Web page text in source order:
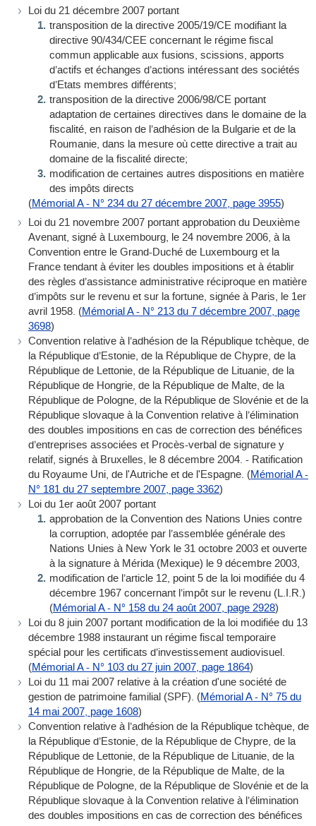
Loi du 21 décembre 2007 portant
transposition de la directive 2005/19/CE modifiant la
directive 90/434/CEE concernant le régime fiscal
commun applicable aux fusions, scissions, apports
d’actifs et échanges d’actions intéressant des sociétés
d’Etats membres différents;
transposition de la directive 2006/98/CE portant
adaptation de certaines directives dans le domaine de la
fiscalité, en raison de l’adhésion de la Bulgarie et de la
Roumanie, dans la mesure où cette directive a trait au
domaine de la fiscalité directe;
modification de certaines autres dispositions en matière
des impôts directs
(Mémorial A - N° 234 du 27 décembre 2007, page 3955)
Loi du 21 novembre 2007 portant approbation du Deuxième
Avenant, signé à Luxembourg, le 24 novembre 2006, à la
Convention entre le Grand-Duché de Luxembourg et la
France tendant à éviter les doubles impositions et à établir
des règles d’assistance administrative réciproque en matière
d’impôts sur le revenu et sur la fortune, signée à Paris, le 1er
avril 1958. (Mémorial A - N° 213 du 7 décembre 2007, page
3698)
Convention relative à l’adhésion de la République tchèque, de
la République d’Estonie, de la République de Chypre, de la
République de Lettonie, de la République de Lituanie, de la
République de Hongrie, de la République de Malte, de la
République de Pologne, de la République de Slovénie et de la
République slovaque à la Convention relative à l’élimination
des doubles impositions en cas de correction des bénéfices
d’entreprises associées et Procès-verbal de signature y
relatif, signés à Bruxelles, le 8 décembre 2004. - Ratification
du Royaume Uni, de l'Autriche et de l'Espagne. (Mémorial A -
N° 181 du 27 septembre 2007, page 3362)
Loi du 1er août 2007 portant
approbation de la Convention des Nations Unies contre
la corruption, adoptée par l’assemblée générale des
Nations Unies à New York le 31 octobre 2003 et ouverte
à la signature à Mérida (Mexique) le 9 décembre 2003,
modification de l’article 12, point 5 de la loi modifiée du 4
décembre 1967 concernant l’impôt sur le revenu (L.I.R.)
(Mémorial A - N° 158 du 24 août 2007, page 2928)
Loi du 8 juin 2007 portant modification de la loi modifiée du 13
décembre 1988 instaurant un régime fiscal temporaire
spécial pour les certificats d’investissement audiovisuel.
(Mémorial A - N° 103 du 27 juin 2007, page 1864)
Loi du 11 mai 2007 relative à la création d'une société de
gestion de patrimoine familial (SPF). (Mémorial A - N° 75 du
14 mai 2007, page 1608)
Convention relative à l’adhésion de la République tchèque, de
la République d’Estonie, de la République de Chypre, de la
République de Lettonie, de la République de Lituanie, de la
République de Hongrie, de la République de Malte, de la
République de Pologne, de la République de Slovénie et de la
République slovaque à la Convention relative à l’élimination
des doubles impositions en cas de correction des bénéfices